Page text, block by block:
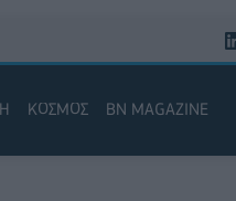
ΚΟΣΜΟΣ BN MAGAZINE